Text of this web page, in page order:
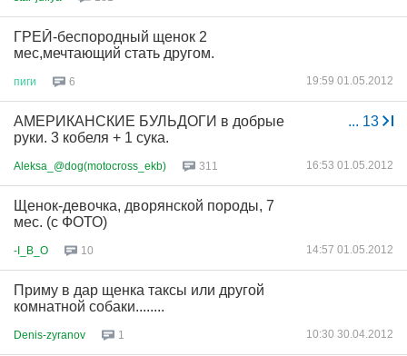
ГРЕЙ-беспородный щенок 2
мес,мечтающий стать другом.
пиги 6 19:59 01.05.2012
... 13
АМЕРИКАНСКИЕ БУЛЬДОГИ в добрые
руки. 3 кобеля + 1 сука.
Aleksa_@dog(motocross_ekb) 311 16:53 01.05.2012
Щенок-девочка, дворянской породы, 7
мес. (с ФОТО)
-I_B_O 10 14:57 01.05.2012
Приму в дар щенка таксы или другой
комнатной собаки........
Denis-zyranov 1 10:30 30.04.2012